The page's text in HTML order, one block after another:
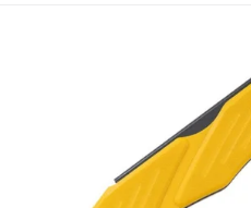
Мисливські ножі